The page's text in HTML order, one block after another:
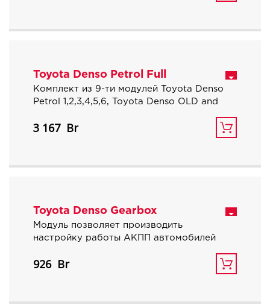
Toyota Denso Petrol Full
Комплект из 9-ти модулей Toyota Denso
Petrol 1,2,3,4,5,6, Toyota Denso OLD and
Subaru BRZ Denso SH72531. Позволяет
3 167
Toyota Denso Gearbox
Модуль позволяет производить
настройку работы АКПП автомобилей
управления находится в отдельном
926